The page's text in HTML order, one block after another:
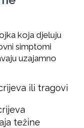
koja djeluju
simptomi
uzajamno
ili tragovi
težine